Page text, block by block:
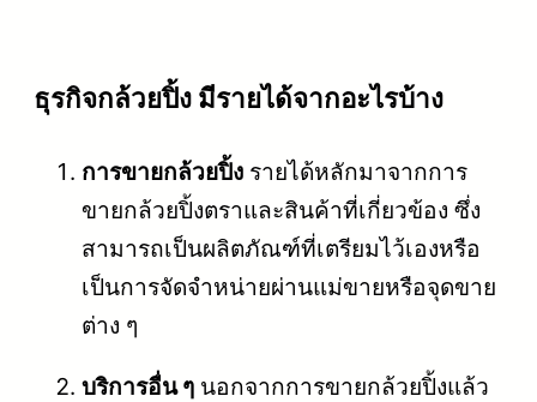
ธุรกิจกล้วยปิ้ง มีรายได้จากอะไรบ้าง
การขายกล้วยปิ้ง รายได้หลักมาจากการ
ขายกล้วยปิ้งตราและสินค้าที่เกี่ยวข้อง ซึ่ง
สามารถเป็นผลิตภัณฑ์ที่เตรียมไว้เองหรือ
เป็นการจัดจำหน่ายผ่านแม่ขายหรือจุดขาย
ต่าง ๆ
บริการอื่น ๆ นอกจากการขายกล้วยปิ้งแล้ว